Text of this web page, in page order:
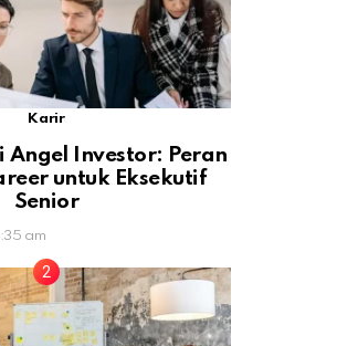
Karir
Angel Investor: Peran
untuk Eksekutif
Senior
am